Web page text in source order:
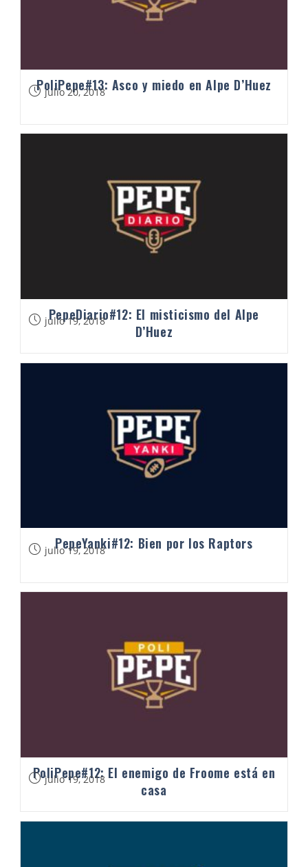
PoliPepe#13: Asco y miedo en Alpe D’Huez
julio 20, 2018
PepeDiario#12: El misticismo del Alpe
D’Huez
julio 19, 2018
PepeYanki#12: Bien por los Raptors
julio 19, 2018
PoliPepe#12: El enemigo de Froome está en
casa
julio 19, 2018